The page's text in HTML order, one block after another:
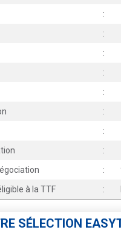
:
:
:
:
:
:
:
:
:
à la TTF
:
SÉLECTION